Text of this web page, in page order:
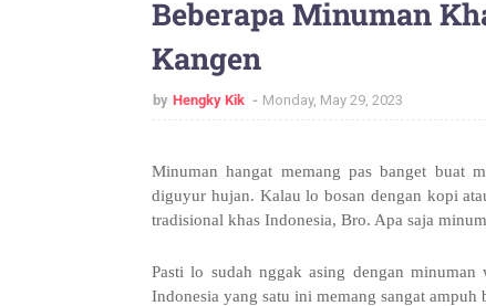
Beberapa Minuman
Kangen
by Hengky Kik Monday, May 29, 2023
Minuman hangat memang pas banget buat
diguyur hujan. Kalau lo bosan dengan kopi
tradisional khas Indonesia, Bro. Apa saja
Pasti lo sudah nggak asing dengan
Indonesia yang satu ini memang sangat